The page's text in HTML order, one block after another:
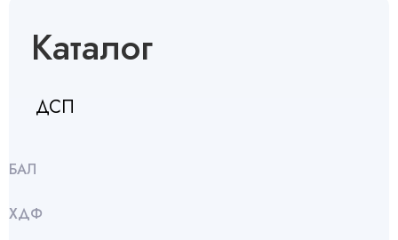
Каталог
ДСП
БАЛ
ХДФ